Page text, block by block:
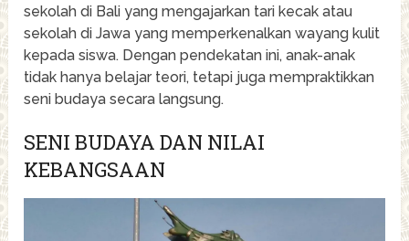
sekolah di Bali yang mengajarkan tari kecak atau
sekolah di Jawa yang memperkenalkan wayang kulit
kepada siswa. Dengan pendekatan ini, anak-anak
tidak hanya belajar teori, tetapi juga mempraktikkan
seni budaya secara langsung.
SENI BUDAYA DAN NILAI
KEBANGSAAN